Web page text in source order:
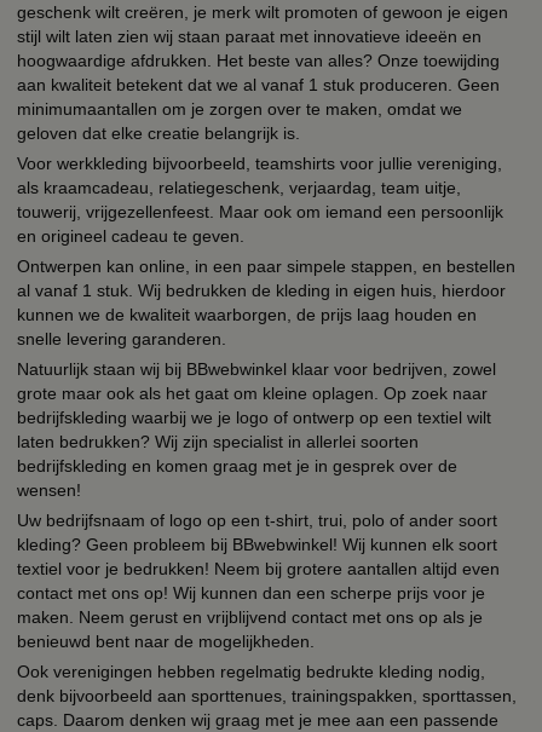
geschenk wilt creëren, je merk wilt promoten of gewoon je eigen
stijl wilt laten zien wij staan paraat met innovatieve ideeën en
hoogwaardige afdrukken. Het beste van alles? Onze toewijding
aan kwaliteit betekent dat we al vanaf 1 stuk produceren. Geen
minimumaantallen om je zorgen over te maken, omdat we
geloven dat elke creatie belangrijk is.
Voor werkkleding bijvoorbeeld, teamshirts voor jullie vereniging,
als kraamcadeau, relatiegeschenk, verjaardag, team uitje,
touwerij, vrijgezellenfeest. Maar ook om iemand een persoonlijk
en origineel cadeau te geven.
Ontwerpen kan online, in een paar simpele stappen, en bestellen
al vanaf 1 stuk. Wij bedrukken de kleding in eigen huis, hierdoor
kunnen we de kwaliteit waarborgen, de prijs laag houden en
snelle levering garanderen.
Natuurlijk staan wij bij BBwebwinkel klaar voor bedrijven, zowel
grote maar ook als het gaat om kleine oplagen. Op zoek naar
bedrijfskleding waarbij we je logo of ontwerp op een textiel wilt
laten bedrukken? Wij zijn specialist in allerlei soorten
bedrijfskleding en komen graag met je in gesprek over de
wensen!
Uw bedrijfsnaam of logo op een t-shirt, trui, polo of ander soort
kleding? Geen probleem bij BBwebwinkel! Wij kunnen elk soort
textiel voor je bedrukken! Neem bij grotere aantallen altijd even
contact met ons op! Wij kunnen dan een scherpe prijs voor je
maken. Neem gerust en vrijblijvend contact met ons op als je
benieuwd bent naar de mogelijkheden.
Ook verenigingen hebben regelmatig bedrukte kleding nodig,
denk bijvoorbeeld aan sporttenues, trainingspakken, sporttassen,
caps. Daarom denken wij graag met je mee aan een passende